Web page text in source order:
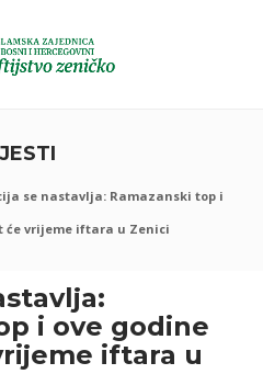
se nastavlja: Ramazanski top i
će vrijeme iftara u Zenici
i ove godine
iftara u